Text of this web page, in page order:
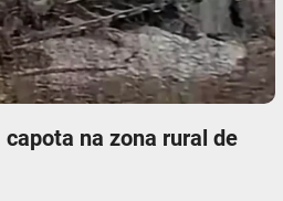
capota na zona rural de